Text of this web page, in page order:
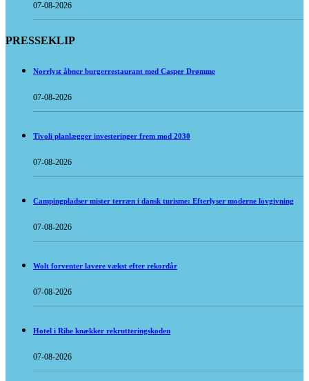
07-08-2026
PRESSEKLIP
Norrlyst åbner burgerrestaurant med Casper Drømme
07-08-2026
Tivoli planlægger investeringer frem mod 2030
07-08-2026
Campingpladser mister terræn i dansk turisme: Efterlyser moderne lovgivning
07-08-2026
Wolt forventer lavere vækst efter rekordår
07-08-2026
Hotel i Ribe knækker rekrutteringskoden
07-08-2026